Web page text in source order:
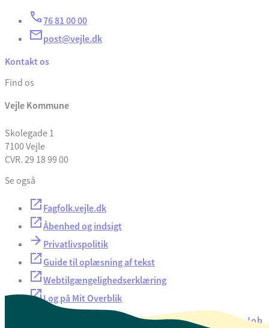
76 81 00 00
post@vejle.dk
Kontakt os
Find os
Vejle Kommune
Skolegade 1
7100 Vejle
CVR. 29 18 99 00
Se også
Fagfolk.vejle.dk
Åbenhed og indsigt
Privatlivspolitik
Guide til oplæsning af tekst
Webtilgængelighedserklæring
Log på Mit Overblik
Oversigt over selvbetjeningJob